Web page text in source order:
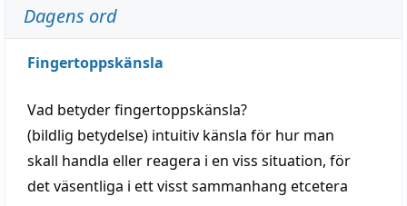
Dagens ord
Fingertoppskänsla
Vad betyderfingertoppskänsla?
(bildlig betydelse) intuitiv känsla för hur man
skall handla eller reagera i en viss situation, för
det väsentliga i ett visstsammanhang etcetera